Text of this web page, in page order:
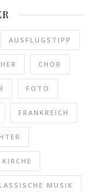
AUSFLUGSTIPP
CHOR
FOTO
FRANKREICH
KIRCHE
MUSIK